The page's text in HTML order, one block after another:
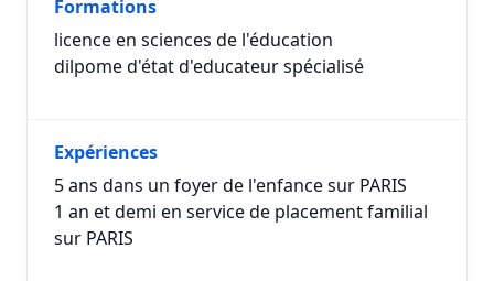
Formations
licence en sciences de l'éducation
dilpome d'état d'educateur spécialisé
Expériences
5 ans dans un foyer de l'enfance sur PARIS
1 an et demi en service de placement familial
sur PARIS